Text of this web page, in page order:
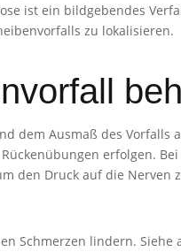
ist ein bildgebendes
zu lokalisieren.
dem Ausmaß des
erfolgen.
den Druck auf die Nerven
Schmerzen lindern. Siehe